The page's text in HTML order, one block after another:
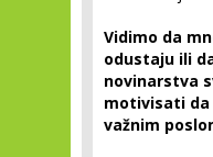
Vidimo da
odustaju ili
novinarstva
motivisati da
važnim